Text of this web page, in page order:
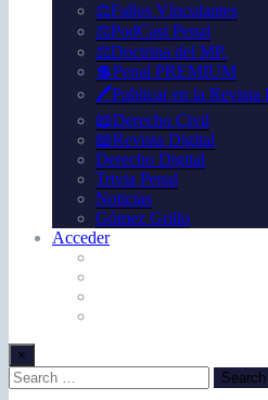
⚖️Fallos Vínculantes
⚖️PodCast Penal
⚖️Doctrina del MP.
💲Penal PREMIUM
🖊️Publicar en la Revista
📖Derecho Civil
📖Revista Digital
Derecho Digital
Trivia Penal
Noticias
Gómez Grillo
Acceder
×